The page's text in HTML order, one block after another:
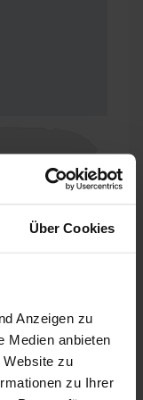
Über Cookies
Anzeigen zu
Medien anbieten
Website zu
zu Ihrer